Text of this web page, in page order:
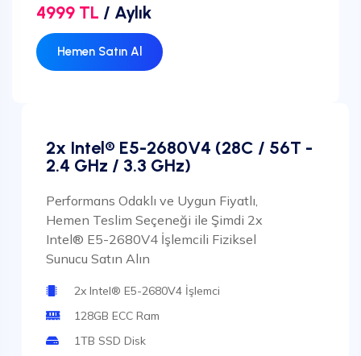
Hemen Satın Al
4999 TL / Aylık
2x Intel® E5-2680V4 (28C / 56T -
2.4 GHz / 3.3 GHz)
Performans Odaklı ve Uygun Fiyatlı,
Hemen Teslim Seçeneği ile Şimdi 2x
Intel® E5-2680V4 İşlemcili Fiziksel
Sunucu Satın Alın
2x Intel® E5-2680V4 İşlemci
128GB ECC Ram
1TB SSD Disk